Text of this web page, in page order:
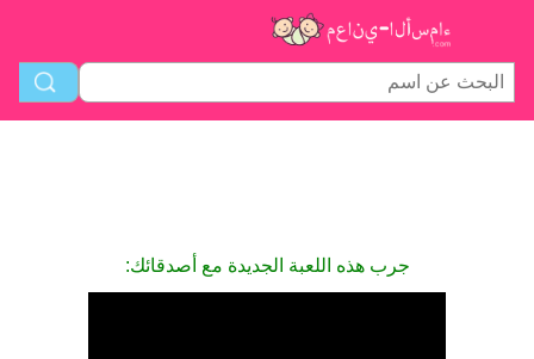
جرب هذه اللعبة الجديدة مع أصدقائك: